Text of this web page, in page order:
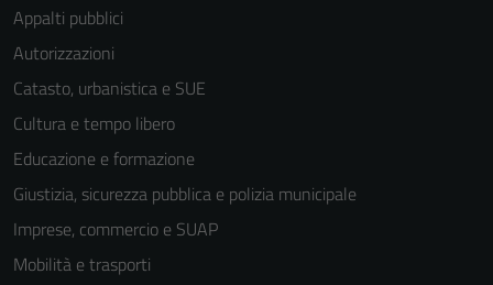
Appalti pubblici
Autorizzazioni
Catasto, urbanistica e SUE
Cultura e tempo libero
Educazione e formazione
Giustizia, sicurezza pubblica e polizia municipale
Imprese, commercio e SUAP
Mobilità e trasporti